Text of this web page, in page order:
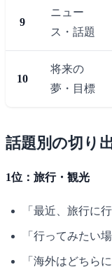
9
ニュー
ス・話題
10
将来の
夢・目標
話題別の切り
1位：旅行・観光
「最近、旅行に
「行ってみたい
「海外はどちら